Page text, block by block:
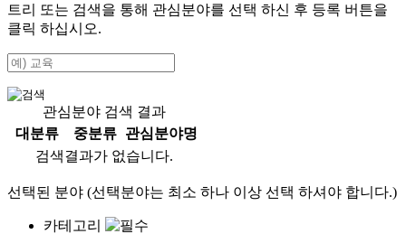
트리 또는 검색을 통해 관심분야를 선택 하신 후 등록 버튼을
클릭 하십시오.
관심분야 검색 결과
대분류
중분류
관심분야명
검색결과가 없습니다.
선택된 분야 (선택분야는 최소 하나 이상 선택 하셔야 합니다.)
카테고리